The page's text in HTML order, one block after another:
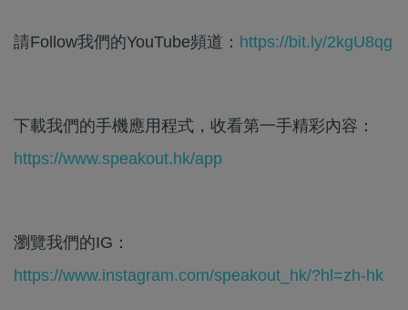
請Follow我們的YouTube頻道： https://bit.ly/2kgU8qg
下載我們的手機應用程式，收看第一手精彩內容：
https://www.speakout.hk/app
瀏覽我們的IG：
https://www.instagram.com/speakout_hk/?hl=zh-hk